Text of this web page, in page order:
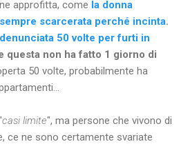
approfitta, come la donna
scarcerata perché incinta.
50 volte per furti in
questa non ha fatto 1 giorno di
50 volte, probabilmente ha
casi limite", ma persone che vivono di
ce ne sono certamente svariate